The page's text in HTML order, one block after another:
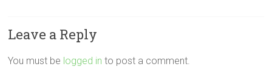
Leave a Reply
You must be logged in to post a comment.